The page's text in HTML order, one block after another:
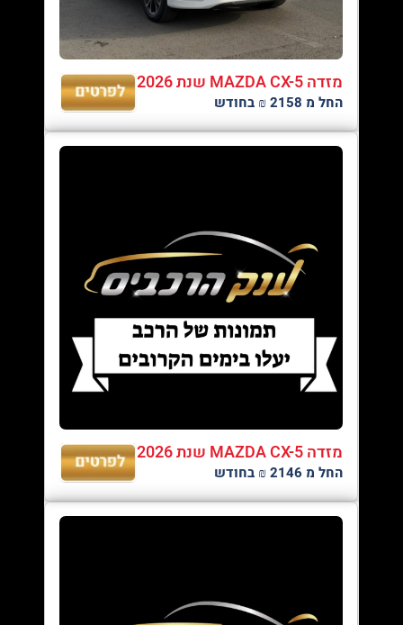
מזדה MAZDA CX-5 שנת 2026
החל מ 2158 ₪ בחודש
מזדה MAZDA CX-5 שנת 2026
החל מ 2146 ₪ בחודש